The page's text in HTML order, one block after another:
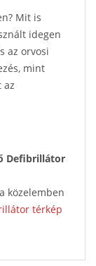
Mit is
idegen
az orvosi
mint
az
Defibrillátor
közelemben
térkép